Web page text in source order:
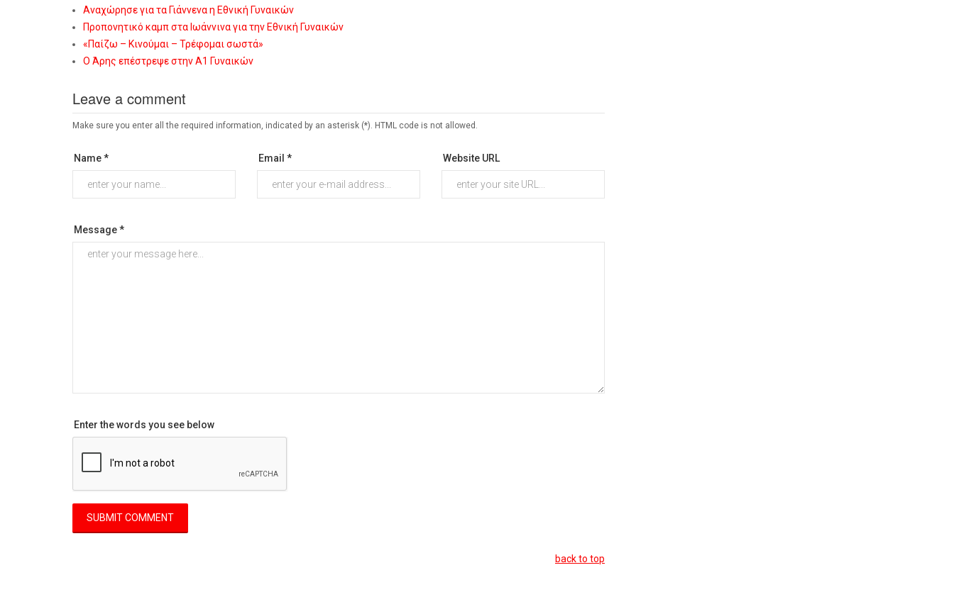
Αναχώρησε για τα Γιάννενα η Εθνική Γυναικών
Προπονητικό καμπ στα Ιωάννινα για την Εθνική Γυναικών
«Παίζω – Κινούμαι – Τρέφομαι σωστά»
Ο Άρης επέστρεψε στην Α1 Γυναικών
Leave a comment
Make sure you enter all the required information, indicated by an asterisk (*). HTML code is not allowed.
Name * Email * Website URL
Message *
Enter the words you see below
back to top